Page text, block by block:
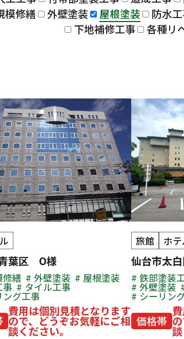
模修繕
外壁塗装 屋根塗装 防水
下地補修工事
各種リ
葉区 O様
修繕 外壁塗装 屋根塗装
事 タイル工事
ング工事
費用は個別見積となります
ので、どうぞお気軽にご相
談ください。
旅館 ホ
仙台市太
鉄部塗装
外壁塗装
シーリン
価格帯